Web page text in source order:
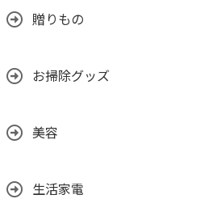
贈りもの
お掃除グッズ
美容
生活家電